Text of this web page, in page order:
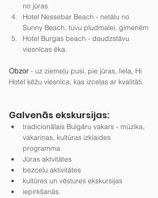
no jūras
Hotel Nessebar Beach - netālu no
Sunny Beach, tuvu pludmalei, ģimenēm
Hotel Burgas beach - daudzstāvu
viesnīcas ēka.
Obzor - uz ziemeļu pusi, pie jūras, liela, Hi
Hotel ķēžu viesnīca, kas izceļas ar kvalitāti.
Galvenās ekskursijas:
tradicionālais Bulgāru vakars - mūzika,
vakariņas, kultūras izklaides
programma
Jūras aktvitātes
bezceļu aktivitātes
kultūres un vēstures ekskursijas
iepirkšanās.